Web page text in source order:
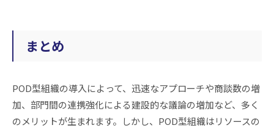
まとめ
POD型組織の導入によって、迅速なアプローチや商談数の増
加、部門間の連携強化による建設的な議論の増加など、多く
のメリットが生まれます。しかし、POD型組織はリソースの